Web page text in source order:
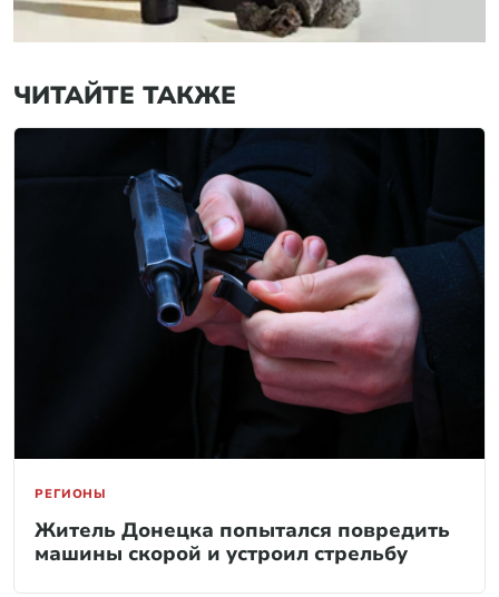
ЧИТАЙТЕ ТАКЖЕ
РЕГИОНЫ
Житель Донецка попытался повредить
машины скорой и устроил стрельбу